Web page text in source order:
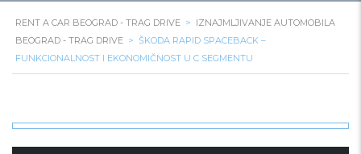
RENT A CAR BEOGRAD - TRAG DRIVE > IZNAJMLJIVANJE AUTOMOBILA
BEOGRAD - TRAG DRIVE > ŠKODA RAPID SPACEBACK –
FUNKCIONALNOST I EKONOMIČNOST U C SEGMENTU